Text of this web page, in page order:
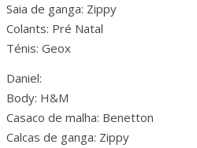
Saia de ganga: Zippy
Colants: Pré Natal
Ténis: Geox
Daniel:
Body: H&M
Casaco de malha: Benetton
Calcas de ganga: Zippy